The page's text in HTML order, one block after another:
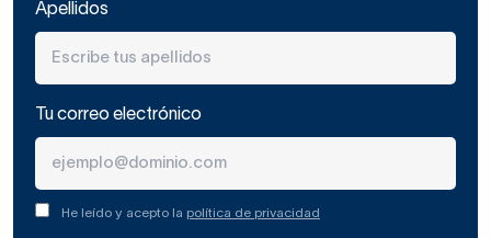
Apellidos
Tu correo electrónico
He leído y acepto la política de privacidad